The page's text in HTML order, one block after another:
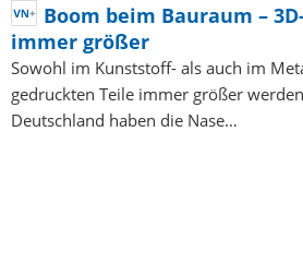
Boom beim Bauraum –
immer größer
Sowohl im Kunststoff- als auch im
gedruckten Teile immer größer
Deutschland haben die Nase…